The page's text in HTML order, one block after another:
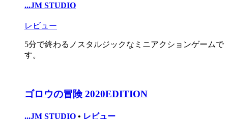
...JM STUDIO
レビュー
5分で終わるノスタルジックなミニアクションゲームで
す。
ゴロウの冒険 2020EDITION
...JM STUDIO • レビュー